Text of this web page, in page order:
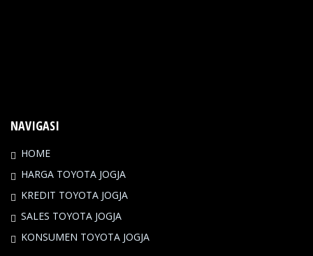
NAVIGASI
HOME
HARGA TOYOTA JOGJA
KREDIT TOYOTA JOGJA
SALES TOYOTA JOGJA
KONSUMEN TOYOTA JOGJA